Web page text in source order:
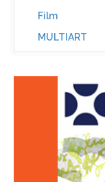
Film
MULTIART